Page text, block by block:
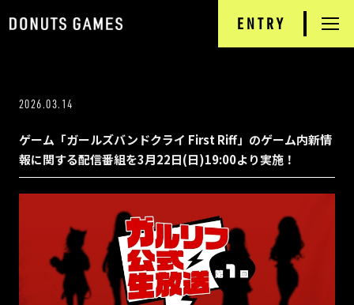
ENTRY
RECRUIT
DONUTS GAMES
PRODUCTS
INTERVIEW
JOB INFORMATION
2026.03.14
ゲーム「ガールズバンドクライ First Riff」のゲーム内新情
報に関する配信番組を3月22日(日)19:00より実施！